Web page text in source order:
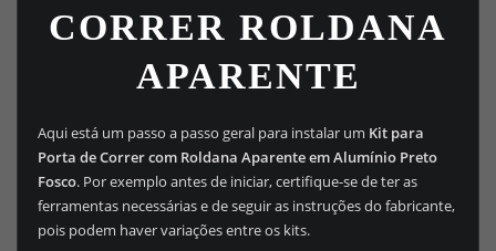
CORRER ROLDANA
APARENTE
Aqui está um passo a passo geral para instalar um Kit para
Porta de Correr com Roldana Aparente em Alumínio Preto
Fosco. Por exemplo antes de iniciar, certifique-se de ter as
ferramentas necessárias e de seguir as instruções do fabricante,
pois podem haver variações entre os kits.